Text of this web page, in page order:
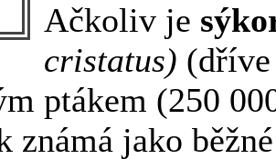
Ačkoliv je
cristatus)
ptákem (250
jako